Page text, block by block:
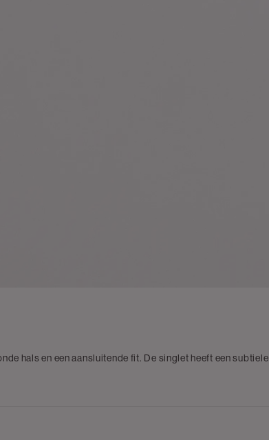
hals en een aansluitende fit. De singlet heeft een subtiele